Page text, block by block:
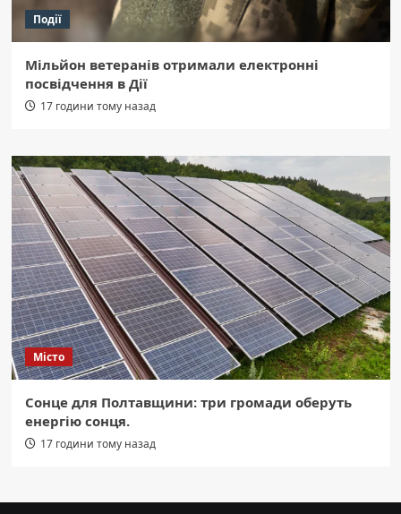
Події
Мільйон ветеранів отримали електронні
посвідчення в Дії
17 години тому назад
Місто
Сонце для Полтавщини: три громади оберуть
енергію сонця.
17 години тому назад